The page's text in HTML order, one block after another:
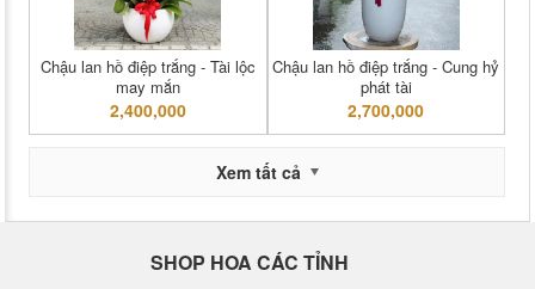
Chậu lan hồ điệp trắng - Tài lộc
may mắn
2,400,000
Chậu lan hồ điệp trắng - Cung hỷ
phát tài
2,700,000
Xem tất cả
SHOP HOA CÁC TỈNH